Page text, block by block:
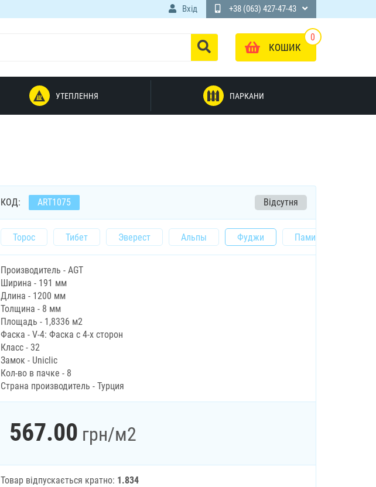
Вхід +38 (063) 427-47-43
0
КОШИК
УТЕПЛЕННЯ ПАРКАНИ
КОД: ART1075 Відсутня
Торос Тибет Эверест Альпы Фуджи Памир
Производитель - AGT
Ширина - 191 мм
Длина - 1200 мм
Толщина - 8 мм
Площадь - 1,8336 м2
Фаска - V-4: Фаска с 4-х сторон
Класс - 32
Замок - Uniclic
Кол-во в пачке - 8
Страна производитель - Турция
567.00 грн/м2
Товар відпускається кратно: 1.834